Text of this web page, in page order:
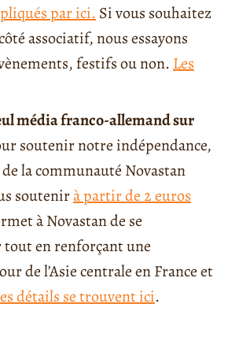
par ici. Si vous souhaitez
associatif, nous essayons
festifs ou non. Les
média franco-allemand sur
soutenir notre indépendance,
la communauté Novastan
soutenirà partir de 2 euros
à Novastan de se
en renforçant une
de l’Asie centrale en France et
détails se trouvent ici.